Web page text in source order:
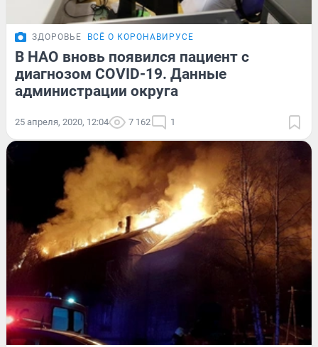
ЗДОРОВЬЕ ВСЁ О КОРОНАВИРУСЕ
В НАО вновь появился пациент с
диагнозом COVID-19. Данные
администрации округа
25 апреля, 2020, 12:04 7 162 1